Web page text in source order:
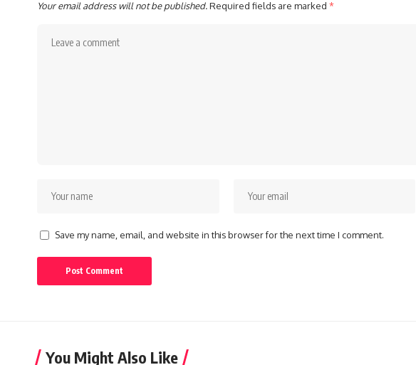
Your email address will not be published.Required fields are marked *
Save my name, email, and website in this browser for the next time I comment.
You Might Also Like